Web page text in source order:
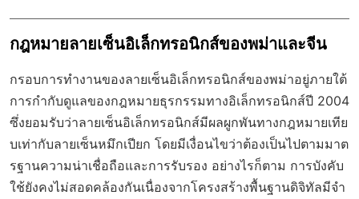
กฎหมายลายเซ็นอิเล็กทรอนิกส์ของพม่าและจีน
กรอบการทำงานของลายเซ็นอิเล็กทรอนิกส์ของพม่าอยู่ภายใต้
การกำกับดูแลของกฎหมายธุรกรรมทางอิเล็กทรอนิกส์ปี 2004
ซึ่งยอมรับว่าลายเซ็นอิเล็กทรอนิกส์มีผลผูกพันทางกฎหมายเทีย
บเท่ากับลายเซ็นหมึกเปียก โดยมีเงื่อนไขว่าต้องเป็นไปตามมาต
รฐานความน่าเชื่อถือและการรับรอง อย่างไรก็ตาม การบังคับ
ใช้ยังคงไม่สอดคล้องกันเนื่องจากโครงสร้างพื้นฐานดิจิทัลมีจำ